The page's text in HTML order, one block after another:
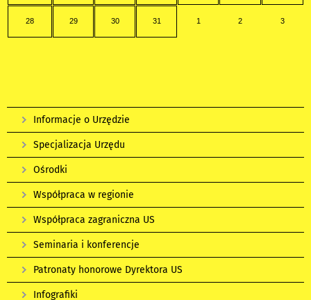
28 29 30 31 1 2 3
Informacje o Urzędzie
Specjalizacja Urzędu
Ośrodki
Współpraca w regionie
Współpraca zagraniczna US
Seminaria i konferencje
Patronaty honorowe Dyrektora US
Infografiki